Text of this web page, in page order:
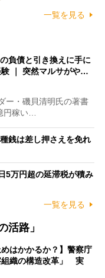
一覧を見る
負債と引き換えに手に
験 ｜ 突然マルサがや…
ー・磯貝清明氏の著書
円稼い…
銭は差し押さえを免れ
5万円超の延滞税が積み
一覧を見る
活路」
はかかるか？】警察庁
組織の構造改革」 実